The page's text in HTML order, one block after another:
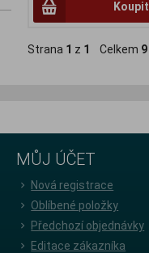
Koupit
Strana 1 z 1 Celkem 9
MŮJ ÚČET
Nová registrace
Oblíbené položky
Předchozí objednávky
Editace zákazníka